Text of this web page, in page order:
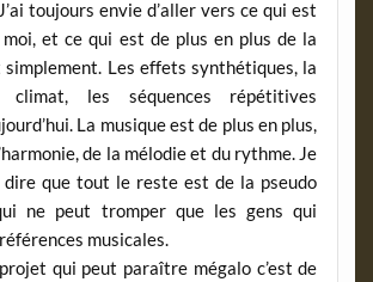
toujours envie d’aller vers ce qui est
et ce qui est de plus en plus de la
simplement. Les effets synthétiques, la
climat, les séquences répétitives
La musique est de plus en plus,
de la mélodie et du rythme. Je
que tout le reste est de la pseudo
ne peut tromper que les gens qui
musicales.
qui peut paraître mégalo c’est de